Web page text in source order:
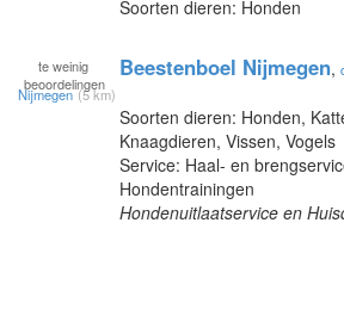
Soorten dieren: Honden
te weinig
beoordelingen
Beestenboel Nijmegen,
Nijmegen (5 km)
Soorten dieren: Honden,
Knaagdieren, Vissen, Vogels
Service: Haal- en
Hondentrainingen
Hondenuitlaatservice en